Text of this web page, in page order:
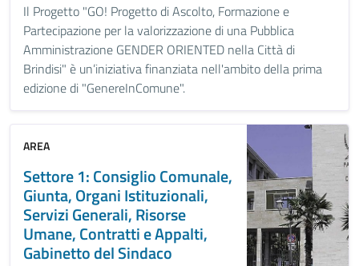
Il Progetto "GO! Progetto di Ascolto, Formazione e
Partecipazione per la valorizzazione di una Pubblica
Amministrazione GENDER ORIENTED nella Città di
Brindisi" è un’iniziativa finanziata nell'ambito della prima
edizione di "GenereInComune".
AREA
Settore 1: Consiglio Comunale,
Giunta, Organi Istituzionali,
Servizi Generali, Risorse
Umane, Contratti e Appalti,
Gabinetto del Sindaco